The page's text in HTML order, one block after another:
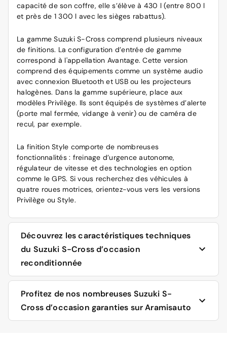
capacité de son coffre, elle s’élève à 430 l (entre 800 l
et près de 1 300 l avec les sièges rabattus).
La gamme Suzuki S-Cross comprend plusieurs niveaux
de finitions. La configuration d’entrée de gamme
correspond à l'appellation Avantage. Cette version
comprend des équipements comme un système audio
avec connexion Bluetooth et USB ou les projecteurs
halogènes. Dans la gamme supérieure, place aux
modèles Privilège. Ils sont équipés de systèmes d’alerte
(porte mal fermée, vidange à venir) ou de caméra de
recul, par exemple.
La finition Style comporte de nombreuses
fonctionnalités : freinage d’urgence autonome,
régulateur de vitesse et des technologies en option
comme le GPS. Si vous recherchez des véhicules à
quatre roues motrices, orientez-vous vers les versions
Privilège ou Style.
Découvrez les caractéristiques techniques
du Suzuki S-Cross d’occasion
reconditionnée
Modèles essence, diesel ou hybride, voici ce qui vous
attend avec ce véhicule d’occasion reconditionné. Notez
que les voitures essence affichent une puissance de 6 à
Profitez de nos nombreuses Suzuki S-
Cross d’occasion garanties sur Aramisauto